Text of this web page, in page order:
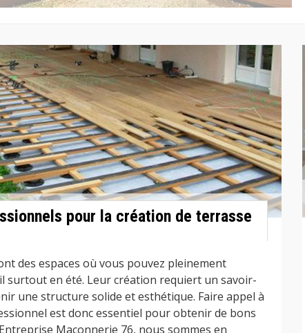
pour la création de terrasse
des espaces où vous pouvez pleinement
surtout en été. Leur création requiert un savoir-
une structure solide et esthétique. Faire appel à
est donc essentiel pour obtenir de bons
Maconnerie 76, nous sommes en